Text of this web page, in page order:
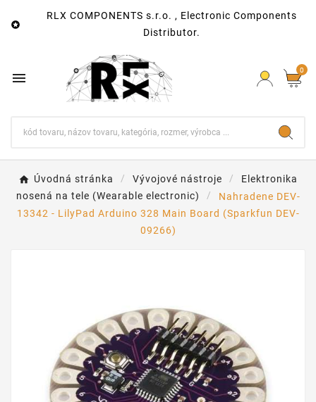

RLX COMPONENTS s.r.o. , Electronic Components
Distributor.
 0
Úvodná stránka Vývojové nástroje
Elektronika
nosená na tele (Wearable electronic)
Nahradene DEV-
13342 - LilyPad Arduino 328 Main Board (Sparkfun DEV-
09266)